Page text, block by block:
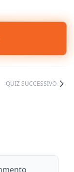
QUIZ SUCCESSIVO